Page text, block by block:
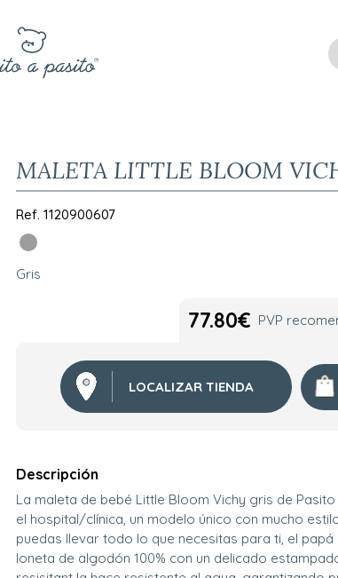
MALETA LITTLE BLOOM
Ref. 1120900607
Gris
77.80€ PVP
LOCALIZAR TIENDA
Descripción
La maleta de bebé Little Bloom Vichy gris de
el hospital/clínica, un modelo único con mucho
puedas llevar todo lo que necesitas para ti, el
loneta de algodón 100% con un delicado